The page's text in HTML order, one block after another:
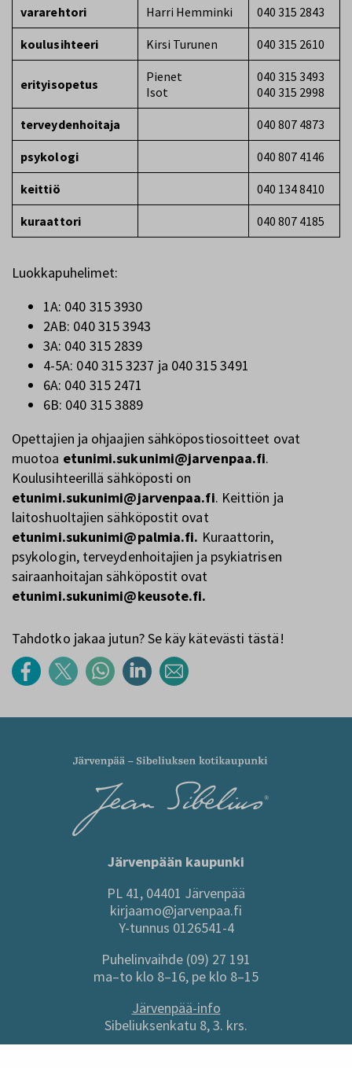
vararehtori Harri Hemminki 040 315 2843
koulusihteeri Kirsi Turunen 040 315 2610
erityisopetus
Pienet
Isot
040 315 3493
040 315 2998
terveydenhoitaja 040 807 4873
psykologi 040 807 4146
keittiö 040 134 8410
kuraattori 040 807 4185
Luokkapuhelimet:
1A: 040 315 3930
2AB: 040 315 3943
3A: 040 315 2839
4-5A: 040 315 3237 ja 040 315 3491
6A: 040 315 2471
6B: 040 315 3889
Opettajien ja ohjaajien sähköpostiosoitteet ovat
muotoa etunimi.sukunimi@jarvenpaa.fi.
Koulusihteerillä sähköposti on
etunimi.sukunimi@jarvenpaa.fi. Keittiön ja
laitoshuoltajien sähköpostit ovat
etunimi.sukunimi@palmia.fi. Kuraattorin,
psykologin, terveydenhoitajien ja psykiatrisen
sairaanhoitajan sähköpostit ovat
etunimi.sukunimi@keusote.fi.
Tahdotko jakaa jutun? Se käy kätevästi tästä!
Järvenpään kaupunki
PL 41, 04401 Järvenpää
kirjaamo@jarvenpaa.fi
Y-tunnus 0126541-4
Puhelinvaihde (09) 27 191
ma–to klo 8–16, pe klo 8–15
Järvenpää-info
Sibeliuksenkatu 8, 3. krs.